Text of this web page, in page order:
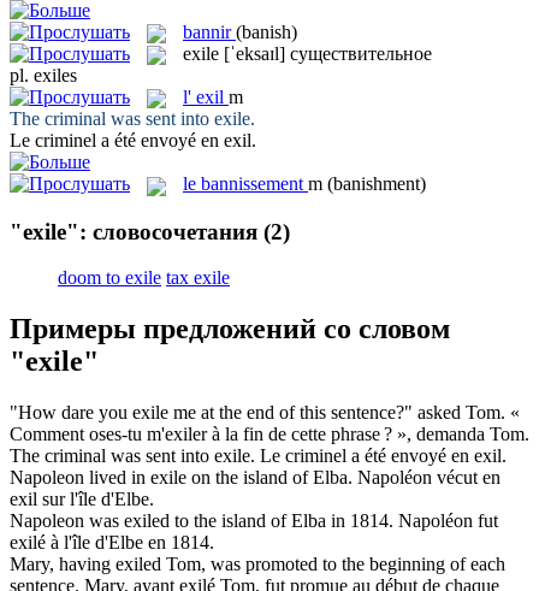
bannir (banish)
exile [ˈeksaɪl] существительное
pl. exiles
l' exil m
The criminal was sent into exile.
Le criminel a été envoyé en exil.
le bannissement m (banishment)
"exile": словосочетания (2)
doom to exile tax exile
Примеры предложений со словом
"exile"
"How dare you exile me at the end of this sentence?" asked Tom. «
Comment oses-tu m'exilerà la fin de cette phrase ? », demanda Tom.
The criminal was sent into exile. Le criminel a été envoyé en exil.
Napoleon lived in exile on the island of Elba. Napoléon vécut en
exil sur l'île d'Elbe.
Napoleon was exiled to the island of Elba in 1814. Napoléon fut
exilé à l'île d'Elbe en 1814.
Mary, having exiled Tom, was promoted to the beginning of each
sentence. Mary, ayant exilé Tom, fut promue au début de chaque